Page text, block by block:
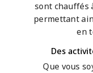
sont chauffés
permettant
en
Des
Que vous